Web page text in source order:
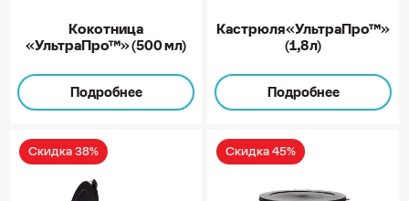
Кокотница
«УльтраПро™» (500 мл)
Подробнее
Кастрюля «УльтраПро™»
(1,8 л)
Подробнее
Скидка 38% Скидка 45%